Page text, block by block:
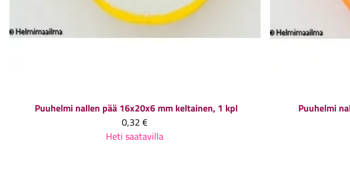
Puuhelmi nallen pää 16x20x6 mm keltainen, 1 kpl
0,32 €
Heti saatavilla
Puuhelmi